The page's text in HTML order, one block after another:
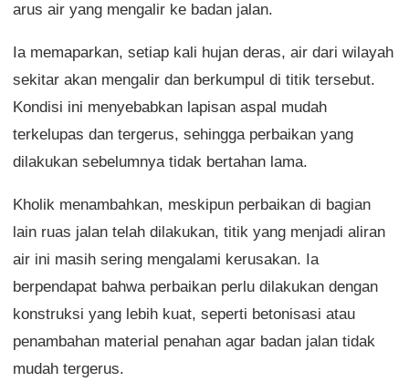
arus air yang mengalir ke badan jalan.
Ia memaparkan, setiap kali hujan deras, air dari wilayah
sekitar akan mengalir dan berkumpul di titik tersebut.
Kondisi ini menyebabkan lapisan aspal mudah
terkelupas dan tergerus, sehingga perbaikan yang
dilakukan sebelumnya tidak bertahan lama.
Kholik menambahkan, meskipun perbaikan di bagian
lain ruas jalan telah dilakukan, titik yang menjadi aliran
air ini masih sering mengalami kerusakan. Ia
berpendapat bahwa perbaikan perlu dilakukan dengan
konstruksi yang lebih kuat, seperti betonisasi atau
penambahan material penahan agar badan jalan tidak
mudah tergerus.